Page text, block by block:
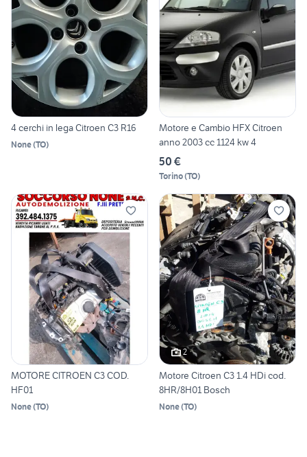
4 cerchi in lega Citroen C3 R16
None(TO)
Motore e Cambio HFX Citroen
anno 2003 cc 1124 kw 4
50 €
Torino(TO)
MOTORE CITROEN C3 COD.
HF01
None(TO)
2
Motore Citroen C3 1.4 HDi cod.
8HR/8H01 Bosch
None(TO)